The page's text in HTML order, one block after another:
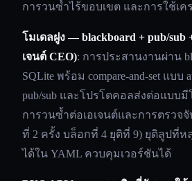
การวนซ้ำไร้ขอบเขต และการใช้เค
โมเดลฝูง — blackboard + pub/sub
เจนต์ CEO): การประสานงานผ่าน
SQLite พร้อม compare-and-set แบบ
pub/sub และโปรโตคอลส่งต่อแบบ
การวนซ้ำต่อเอเจนต์และการตรวจ
ที่ 2 ครั้ง บล็อกที่ 4 ยุติที่ 9) ยุติลูปที่
ได้ใน YAML ควบคุมเวอร์ชันได้